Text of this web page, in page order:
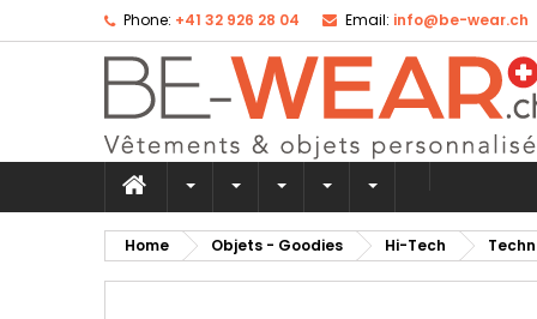
Phone: +41 32 926 28 04 Email: info@be-wear.ch
Home Objets - Goodies Hi-Tech